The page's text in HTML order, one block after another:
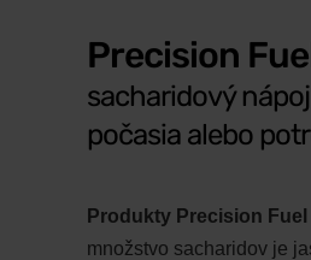
Precision
sacharidový
počasia alebo
Produkty Precision Fuel
množstvo sacharidov je